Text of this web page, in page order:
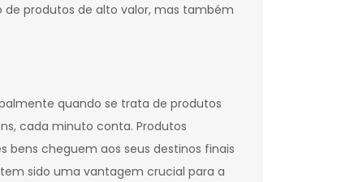
produtos de alto valor, mas também
quando se trata de produtos
cada minuto conta. Produtos
bens cheguem aos seus destinos finais
sido uma vantagem crucial para a